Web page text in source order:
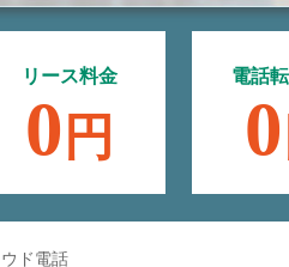
リース料金
0 円
電話
0
ド電話